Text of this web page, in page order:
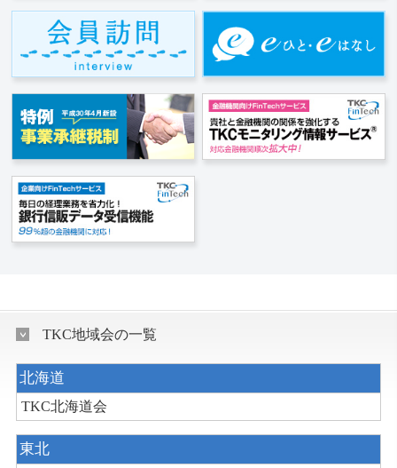
TKC地域会の一覧
北海道
TKC北海道会
東北